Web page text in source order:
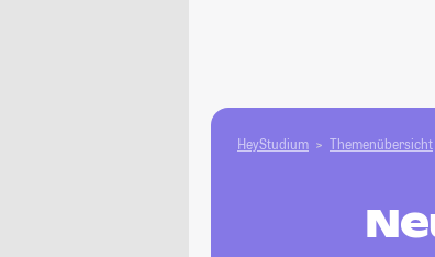
HeyStudium Themenübersicht